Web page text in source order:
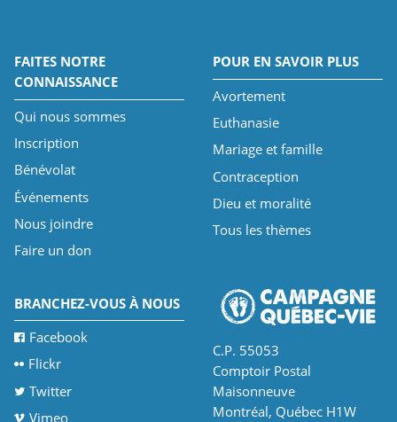
FAITES NOTRE
CONNAISSANCE
Qui nous sommes
Inscription
Bénévolat
Événements
Nous joindre
Faire un don
POUR EN SAVOIR PLUS
Avortement
Euthanasie
Mariage et famille
Contraception
Dieu et moralité
Tous les thèmes
BRANCHEZ-VOUS À NOUS
Facebook
Flickr
Twitter
Vimeo
C.P. 55053
Comptoir Postal
Maisonneuve
Montréal, Québec H1W